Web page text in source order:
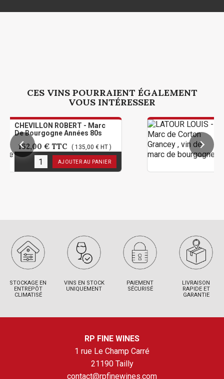
CES VINS POURRAIENT ÉGALEMENT
VOUS INTÉRESSER
ROBERT - Marc
Années 80s
TTC ( 135,00 € HT )
AJOUTER AU PANIER
LATOUR LOUIS
Corton Grancey
90,00 € TTC
en stock
STOCKAGE EN
ENTREPÔT
CLIMATISÉ
VINS EN STOCK
UNIQUEMENT
PAIEMENT
SÉCURISÉ
LIVRAISON
RAPIDE ET
GARANTIE
RP FINE WINES
1 rue Le Champ Carré
21190 Tailly
contact@rpfinewines.com